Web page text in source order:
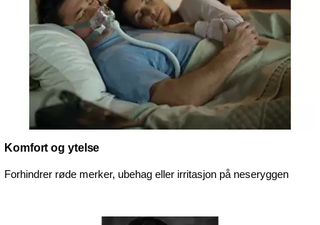
Komfort og ytelse
Forhindrer røde merker, ubehag eller irritasjon på neseryggen